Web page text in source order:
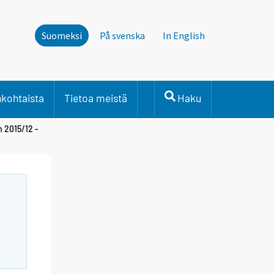
Suomeksi På svenska In English
Tietoa meistä Haku
2015/12 -